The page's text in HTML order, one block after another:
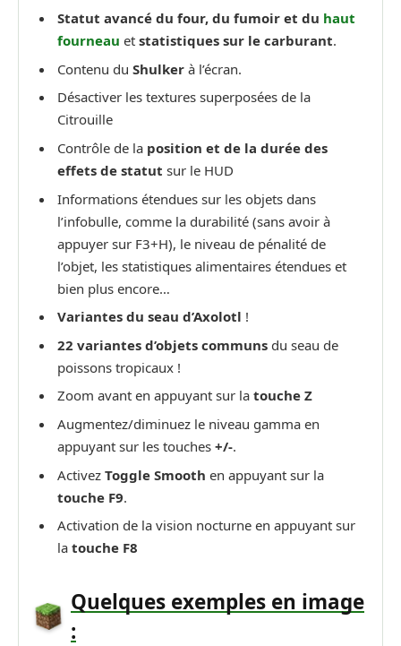
Statut avancé du four, du fumoir et du haut
fourneau et statistiques sur le carburant.
Contenu du Shulker à l’écran.
Désactiver les textures superposées de la
Citrouille
Contrôle de la position et de la durée des
effets de statut sur le HUD
Informations étendues sur les objets dans
l’infobulle, comme la durabilité (sans avoir à
appuyer sur F3+H), le niveau de pénalité de
l’objet, les statistiques alimentaires étendues et
bien plus encore…
Variantes du seau d’Axolotl !
22 variantes d’objets communs du seau de
poissons tropicaux !
Zoom avant en appuyant sur la touche Z
Augmentez/diminuez le niveau gamma en
appuyant sur les touches +/-.
Activez Toggle Smooth en appuyant sur la
touche F9.
Activation de la vision nocturne en appuyant sur
la touche F8
Quelques exemples en image
: